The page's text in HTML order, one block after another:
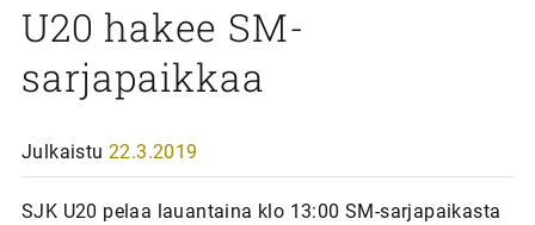
U20 hakee SM-
sarjapaikkaa
Julkaistu 22.3.2019
SJK U20 pelaa lauantaina klo 13:00 SM-sarjapaikasta